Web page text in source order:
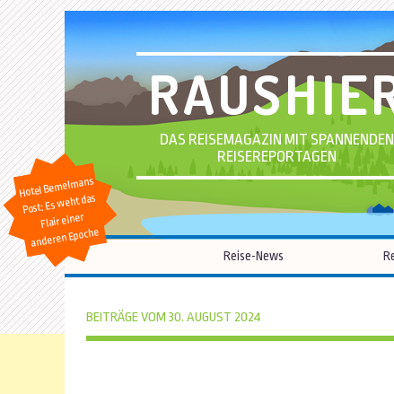
DAS REISEMAGAZIN MIT SPANNENDEN
REISEREPORTAGEN
Hotel Bemelmans
Post: Es weht das
Flair einer
anderen Epoche
Reise-News
BEITRÄGE VOM 30. AUGUST 2024